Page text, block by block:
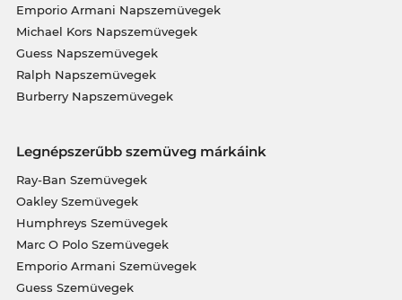
Emporio Armani Napszemüvegek
Michael Kors Napszemüvegek
Guess Napszemüvegek
Ralph Napszemüvegek
Burberry Napszemüvegek
Legnépszerűbb szemüveg márkáink
Ray-Ban Szemüvegek
Oakley Szemüvegek
Humphreys Szemüvegek
Marc O Polo Szemüvegek
Emporio Armani Szemüvegek
Guess Szemüvegek